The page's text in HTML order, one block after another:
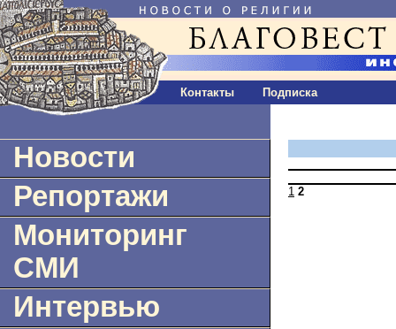
Контакты Подписка
Новости
Репортажи
Мониторинг
СМИ
Интервью
1 2